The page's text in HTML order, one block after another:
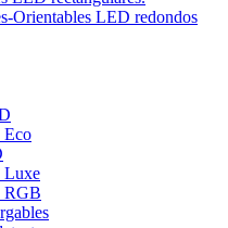
Orientables LED redondos
Eco
Luxe
RGB